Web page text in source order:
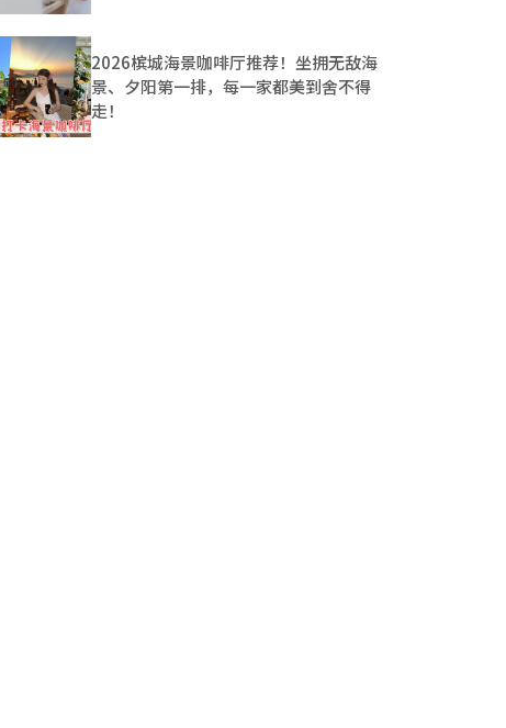
2026槟城海景咖啡厅推荐！坐拥无敌海
景、夕阳第一排，每一家都美到舍不得
走！